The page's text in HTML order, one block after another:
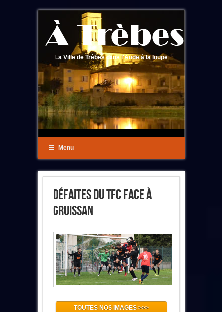
La Ville de Trèbes dans l'Aude à la loupe
Menu
Défaites Du TFC Face À
Gruissan
TOUTES NOS IMAGES >>>